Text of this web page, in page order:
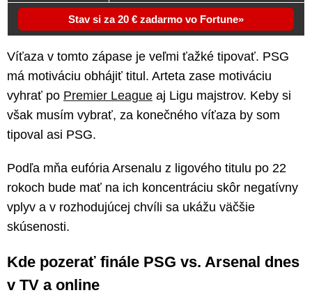
Stav si za 20 € zadarmo vo Fortune
Víťaza v tomto zápase je veľmi ťažké tipovať. PSG
má motiváciu obhájiť titul. Arteta zase motiváciu
vyhrať po Premier League aj Ligu majstrov. Keby si
však musím vybrať, za konečného víťaza by som
tipoval asi PSG.
Podľa mňa eufória Arsenalu z ligového titulu po 22
rokoch bude mať na ich koncentráciu skôr negatívny
vplyv a v rozhodujúcej chvíli sa ukážu väčšie
skúsenosti.
Kde pozerať finále PSG vs. Arsenal dnes
v TV a online